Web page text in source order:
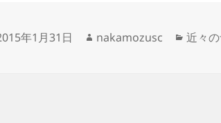
年1月31日
作
nakamozusc
カ
近々